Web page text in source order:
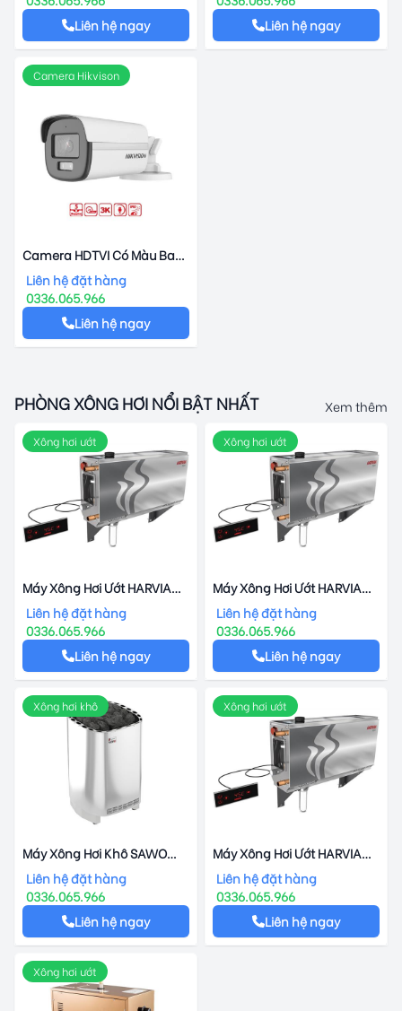
Liên hệ ngay
Liên hệ ngay
Camera Hikvison
Camera HDTVI Có Màu Ban
Đêm 5MP HIKVISION DS-
2CE12KF0T-FS
Liên hệ đặt hàng
0336.065.966
Liên hệ ngay
PHÒNG XÔNG HƠI NỔI BẬT NHẤT Xem thêm
Xông hơi ướt
Máy Xông Hơi Ướt HARVIA
HGX-110
Liên hệ đặt hàng
0336.065.966
Liên hệ ngay
Xông hơi ướt
Máy Xông Hơi Ướt HARVIA
HGX-45
Liên hệ đặt hàng
0336.065.966
Liên hệ ngay
Xông hơi khô
Máy Xông Hơi Khô SAWO
SAV-90NS-SST
Liên hệ đặt hàng
0336.065.966
Liên hệ ngay
Xông hơi ướt
Máy Xông Hơi Ướt HARVIA
HGX-150
Liên hệ đặt hàng
0336.065.966
Liên hệ ngay
Xông hơi ướt